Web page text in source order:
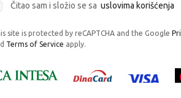
Čitao sam i složio se sa uslovima korišćenja
site is protected by reCAPTCHA and the Google
Terms of Service apply.